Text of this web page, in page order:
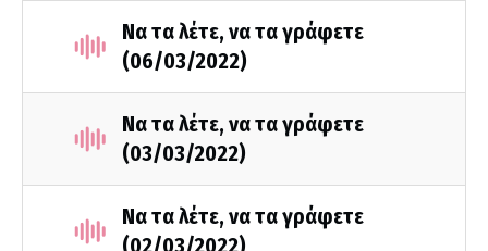
Να τα λέτε, να τα γράφετε
(06/03/2022)
Να τα λέτε, να τα γράφετε
(03/03/2022)
Να τα λέτε, να τα γράφετε